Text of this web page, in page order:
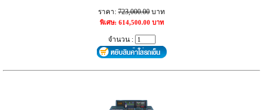
ราคา: 723,000.00 บาท
พิเศษ: 614,500.00 บาท
จำนวน :